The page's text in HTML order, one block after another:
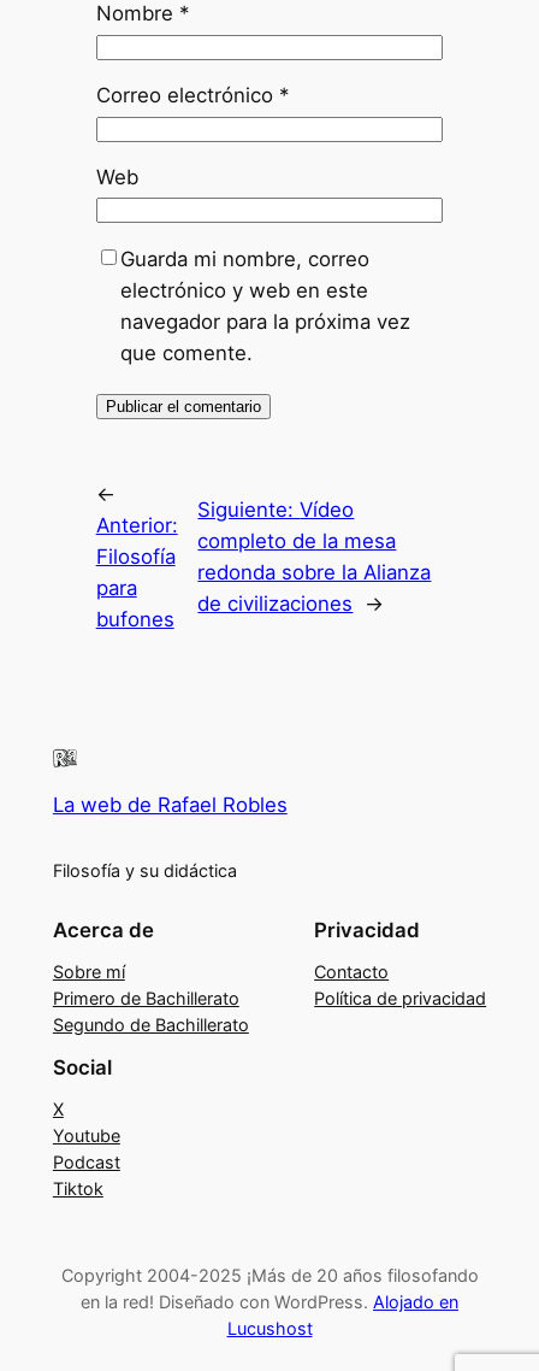
Nombre *
Correo electrónico *
Web
Guarda mi nombre, correo
electrónico y web en este
navegador para la próxima vez
que comente.
←
Anterior:
Filosofía
para
bufones
Siguiente:Vídeo
completo de la mesa
redonda sobre la Alianza
de civilizaciones
→
La web de Rafael Robles
Filosofía y su didáctica
Acerca de
Sobre mí
Primero de Bachillerato
Segundo de Bachillerato
Privacidad
Contacto
Política de privacidad
Social
X
Youtube
Podcast
Tiktok
Copyright 2004-2025 ¡Más de 20 años filosofando
en la red! Diseñado con WordPress. Alojado en
Lucushost